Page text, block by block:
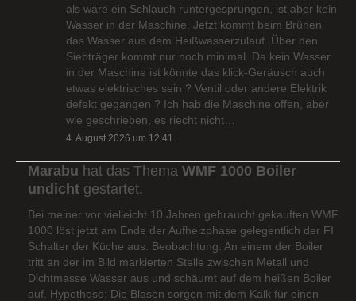
als wäre ein Schlauch runtergesprungen, ist aber kein
Wasser in der Maschine. Jetzt kommt beim Brühen
das Wasser aus dem Heißwasserzulauf. Über den
Siebträger kommt nur noch minimal. Da kein Wasser
in der Maschine ist könnte das klick-Geräusch auch
etwas elektrisches sein ? Ventil oder andere Elektrik
defekt gegangen ? Ich hab die Maschine offen, aber
wie geschrieben, es riecht nicht…
4. August 2026 um 12:41
Marabu hat das Thema WMF 1000 Boiler
undicht gestartet.
Bei meiner vor vielleicht 10 Jahren gebraucht gekauften WMF
1000 löst jetzt am Ende der Aufheizphase gelegentlich der FI
Schalter der Küche aus. Beobachtung: An einem der Boiler
tritt an der im Bild markierten Stelle zwischen Metall und
Dichtmasse Wasser aus und schäumt auf dem heißen Boiler
auf. Hypothese: Die Blasen sorgen mit dem Kalk für einen